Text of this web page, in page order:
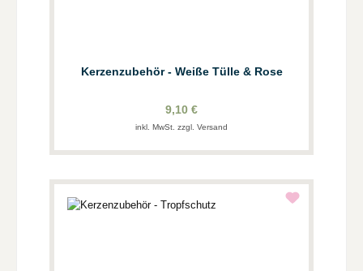
Kerzenzubehör - Weiße Tülle & Rose
9,10 €
inkl. MwSt. zzgl. Versand